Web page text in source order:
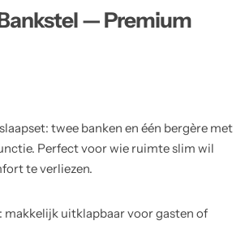
— Premium
twee banken en één bergère met
Perfect voor wie ruimte slim wil
te verliezen.
makkelijk uitklapbaar voor gasten of